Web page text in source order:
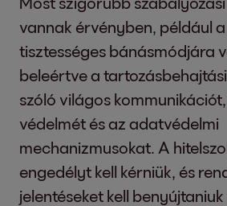
vannak érvényben, például
tisztességes bánásmódjára
beleértve a
szóló világos
védelmét és az adatvédelmi
mechanizmusokat. A
engedélyt kell kérniük, és
jelentéseket kell